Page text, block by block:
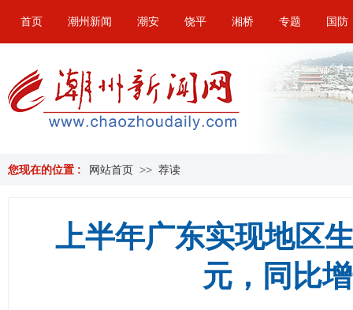
首页 潮州新闻 潮安 饶平 湘桥 专题 国防
您现在的位置 : 网站首页 >> 荐读
上半年广东实现地区
元，同比